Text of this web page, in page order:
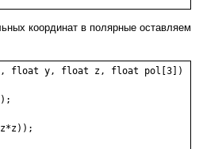
координат в полярные оставляем
x, float y, float z, float pol[3])